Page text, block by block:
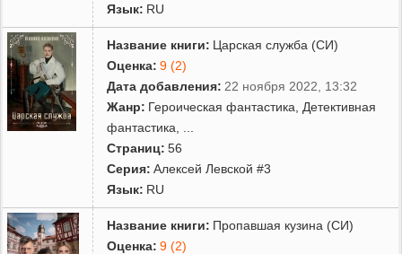
Язык: RU
Название книги: Царская служба (СИ)
Оценка: 9 (2)
Дата добавления: 22 ноября 2022, 13:32
Жанр: Героическая фантастика
Детективная
фантастика
Страниц: 56
Серия: Алексей Левской #3
Язык: RU
Название книги: Пропавшая кузина (СИ)
Оценка: 9 (2)